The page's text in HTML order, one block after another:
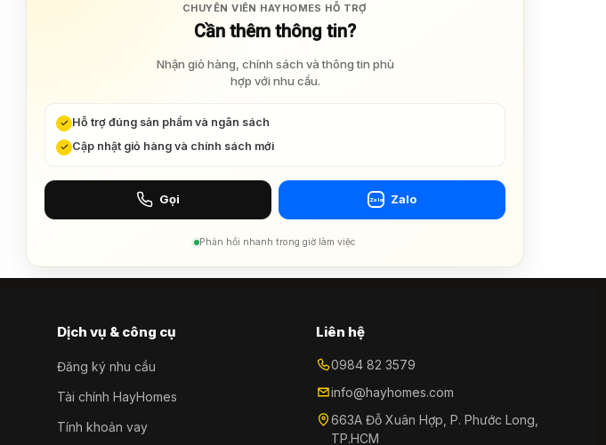
CHUYÊN VIÊN HAYHOMES HỖ TRỢ
Cần thêm thông tin?
Nhận giỏ hàng, chính sách và thông tin phù
hợp với nhu cầu.
Hỗ trợ đúng sản phẩm và ngân sách
Cập nhật giỏ hàng và chính sách mới
Gọi Zalo Zalo
Phản hồi nhanh trong giờ làm việc
Dịch vụ & công cụ
Đăng ký nhu cầu
Tài chính HayHomes
Tính khoản vay
Liên hệ
0984 82 3579
info@hayhomes.com
663A Đỗ Xuân Hợp, P. Phước Long,
TP.HCM